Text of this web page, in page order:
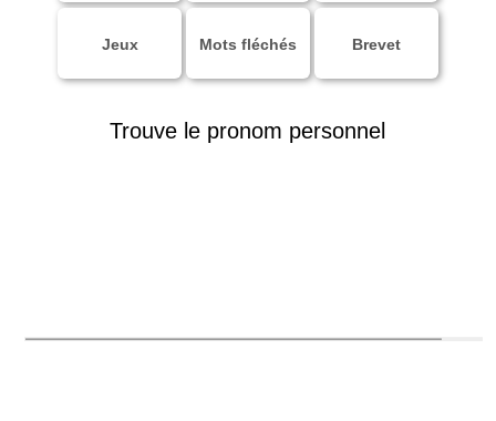
Jeux Mots fléchés Brevet
Trouve le pronom personnel